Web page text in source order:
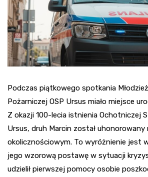
Podczas piątkowego spotkania
Pożarniczej OSP Ursus miało miejsce
Z okazji 100-lecia istnienia Ochotniczej
Ursus, druh Marcin został uhonorowany
okolicznościowym. To wyróżnienie jest
jego wzorową postawę w sytuacji
udzielił pierwszej pomocy osobie